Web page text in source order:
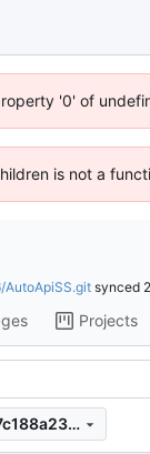
'0' of
is not a
AutoApiSS.gitsynced
Projects
3fa2cf0353c2b1f2876cae91057c188a23644086